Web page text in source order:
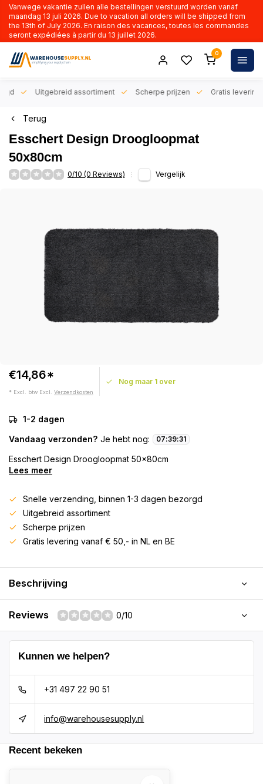
Vanwege vakantie zullen alle bestellingen verstuurd worden vanaf
maandag 13 juli 2026. Due to vacation all orders will be shipped from
the 13th of July 2026. En raison des vacances, toutes les commandes
seront expédiées à partir du 13 juillet 2026.
0
Uitgebreid assortiment Scherpe prijzen Gratis levering
Terug
Esschert Design Droogloopmat
50x80cm
0/10 (0 Reviews) Vergelijk
€14,86*
* Excl. btw Excl. Verzendkosten
Nog maar 1 over
1-2 dagen
Vandaag verzonden? Je hebt nog: 07:39:31
Esschert Design Droogloopmat 50x80cm
Lees meer
Snelle verzending, binnen 1-3 dagen bezorgd
Uitgebreid assortiment
Scherpe prijzen
Gratis levering vanaf € 50,- in NL en BE
Beschrijving
Reviews 0/10
Kunnen we helpen?
+31 497 22 90 51
info@warehousesupply.nl
Recent bekeken